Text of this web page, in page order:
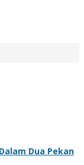
Dua Pekan